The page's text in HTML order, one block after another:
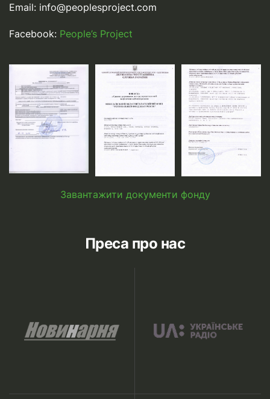
Email: info@peoplesproject.com
Facebook: People’s Project
Завантажити документи фонду
Преса про нас